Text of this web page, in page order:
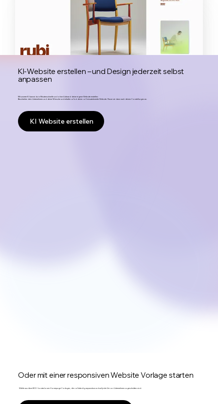
KI-Website erstellen – und Design jederzeit selbst
anpassen
Mit unserer KI kannst du in Minutenschnelle und ohne Aufwand deine eigene Website erstellen:
Beschreibe dein Unternehmen und deine Wünsche und erhalte sofort deine voll einsatzbereite Website. Passe sie dann nach deinen Vorstellungen an.
KI Website erstellen
Oder mit einer responsiven Website Vorlage starten
Wähle aus über 800+ kostenlosen Homepage Vorlagen, die vollständig anpassbar und auf jede Art von Unternehmen zugeschnitten sind.